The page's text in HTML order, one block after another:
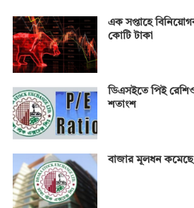
এক সপ্তাহে
কোটি টাকা
ডিএসইতে পিই
শতাংশ
বাজার মূলধন